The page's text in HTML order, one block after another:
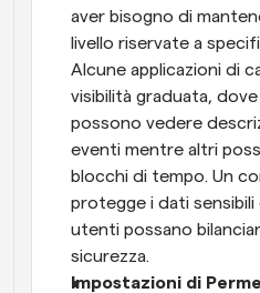
aver bisogno di
livello riservate a
Alcune applicazioni di
visibilità graduata,
possono vedere
eventi mentre altri
blocchi di tempo. Un
protegge i dati sensibili
utenti possano
sicurezza.
Impostazioni di